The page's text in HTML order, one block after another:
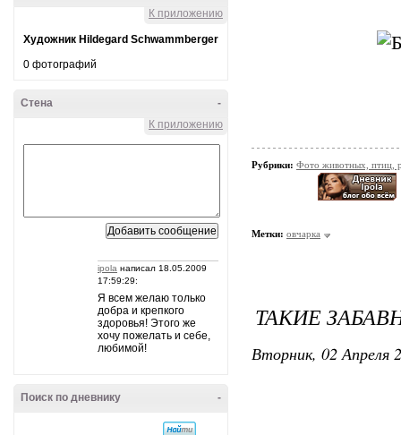
К приложению
Художник Hildegard Schwammberger
0 фотографий
-
Стена
К приложению
ipola написал 18.05.2009
17:59:29:
Я всем желаю только
добра и крепкого
здоровья! Этого же
хочу пожелать и себе,
любимой!
-
Поиск по дневнику
Рубрики: Фото животных, птиц,
Метки: овчарка
ТАКИЕ
Вторник, 02 Апреля